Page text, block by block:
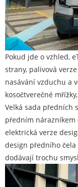
Pokud jde o vzhled,
strany, palivová
nasávání vzduchu a
kosočtverečné
Velká sada předních
předním
elektrická verze
design předního
dodávají trochu